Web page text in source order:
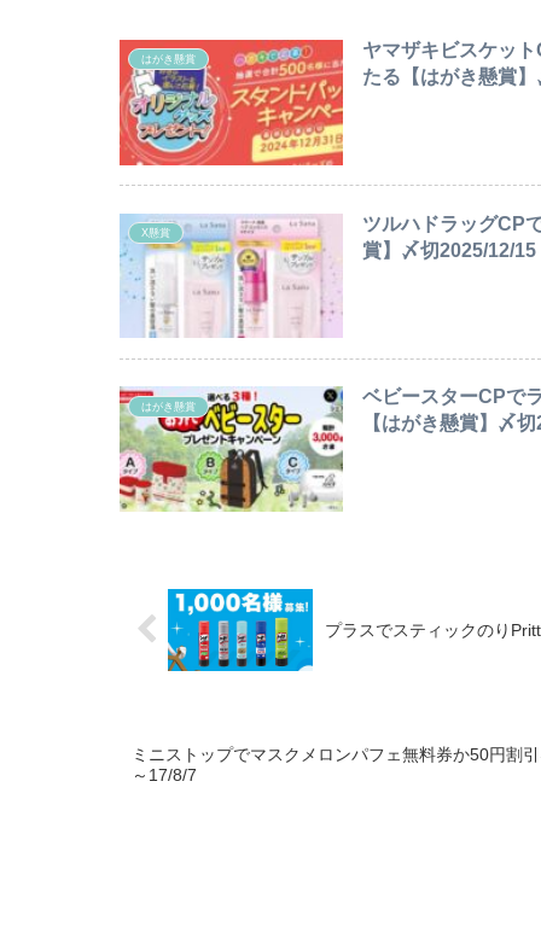
はがき懸賞
ヤマザキビスケッ
たる【はがき懸賞
X懸賞
ツルハドラッグCP
賞】〆切2025/12/15
はがき懸賞
ベビースターCPで
【はがき懸賞】〆
プラスでスティックのり
ミニストップでマスクメロンパフェ無料券か50円割
～17/8/7